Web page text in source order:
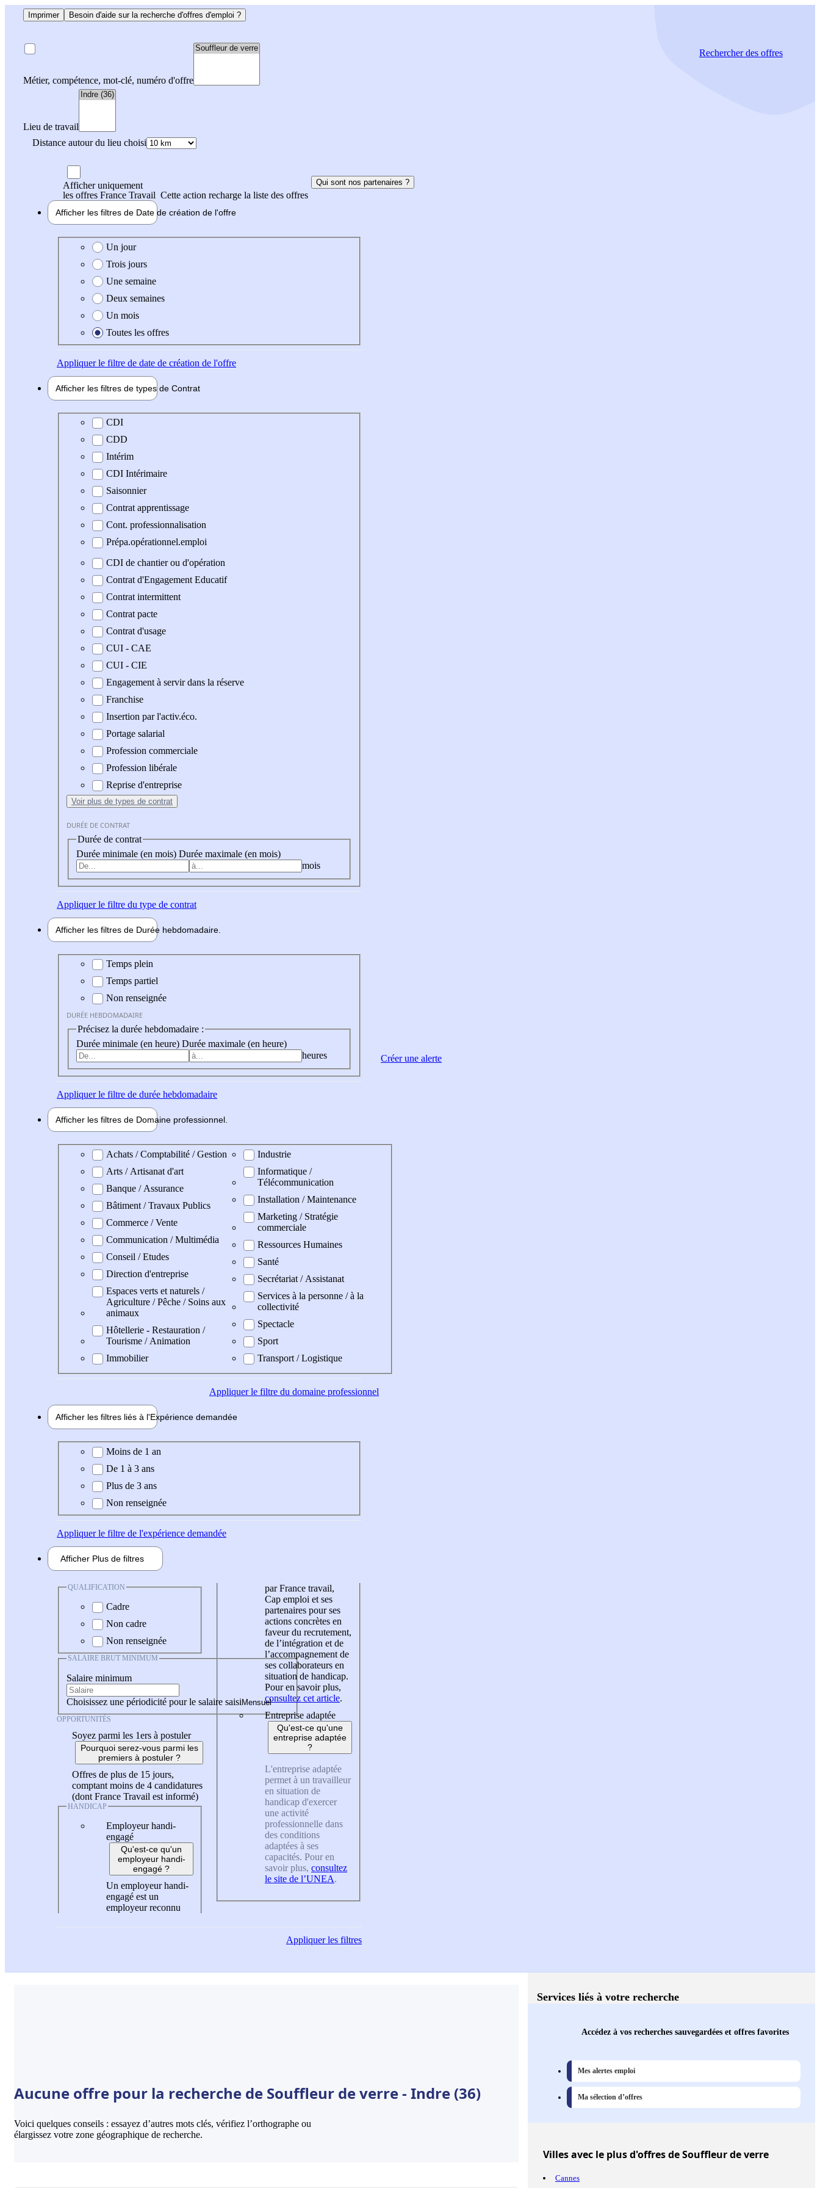
Imprimer Besoin d'aide sur la recherche d'offres d'emploi ?
Métier, compétence, mot-clé, numéro d'offre
Lieu de travail
Distance autour du lieu choisi
Rechercherdes offres
Afficher uniquement
les offres France Travail Cette action recharge la liste des offres
Qui sont nos partenaires ?
Afficher les filtres de Date de création de l'offre
Date de création de l'offre
Un jour
Trois jours
Une semaine
Deux semaines
Un mois
Toutes les offres
Appliquerle filtre de date de création de l'offre
Afficher les filtres de types de Contrat
Type de contrat
CDI
CDD
Intérim
CDI Intérimaire
Saisonnier
Contrat apprentissage
Cont. professionnalisation
Prépa.opérationnel.emploi
CDI de chantier ou d'opération
Contrat d'Engagement Educatif
Contrat intermittent
Contrat pacte
Contrat d'usage
CUI - CAE
CUI - CIE
Engagement à servir dans la réserve
Franchise
Insertion par l'activ.éco.
Portage salarial
Profession commerciale
Profession libérale
Reprise d'entreprise
Voir plus de types de contrat
DURÉE DE CONTRAT
Durée de contrat
Durée minimale (en mois) Durée maximale (en mois)
mois
Appliquerle filtre du type de contrat
Afficher les filtres de Durée hebdomadaire
Durée hebdomadaire
Temps plein
Temps partiel
Non renseignée
DURÉE HEBDOMADAIRE
Précisez la durée hebdomadaire :
Durée minimale (en heure) Durée maximale (en heure)
heures
Appliquerle filtre de durée hebdomadaire
Afficher les filtres de Domaine professionnel
Domaine professionel
Achats / Comptabilité / Gestion
Arts / Artisanat d'art
Banque / Assurance
Bâtiment / Travaux Publics
Commerce / Vente
Communication / Multimédia
Conseil / Etudes
Direction d'entreprise
Espaces verts et naturels /
Agriculture / Pêche / Soins aux
animaux
Hôtellerie - Restauration /
Tourisme / Animation
Immobilier
Industrie
Informatique /
Télécommunication
Installation / Maintenance
Marketing / Stratégie
commerciale
Ressources Humaines
Santé
Secrétariat / Assistanat
Services à la personne / à la
collectivité
Spectacle
Sport
Transport / Logistique
Appliquerle filtre du domaine professionnel
Afficher les filtres liés à l'Expérience demandée
Expérience demandée
Moins de 1 an
De 1 à 3 ans
Plus de 3 ans
Non renseignée
Appliquerle filtre de l'expérience demandée
Afficher Plus de filtres
QUALIFICATION
Cadre
Non cadre
Non renseignée
SALAIRE BRUT MINIMUM
Salaire minimum
Choisissez une périodicité pour le salaire saisi
OPPORTUNITÉS
Soyez parmi les 1ers à postuler
Pourquoi serez-vous parmi les
premiers à postuler ?
Offres de plus de 15 jours,
comptant moins de 4 candidatures
(dont France Travail est informé)
HANDICAP
Employeur handi-
engagé
Qu'est-ce qu'un
employeur handi-
engagé ?
Un employeur handi-
engagé est un
employeur reconnu
par France travail,
Cap emploi et ses
partenaires pour ses
actions concrètes en
faveur du recrutement,
de l’intégration et de
l’accompagnement de
ses collaborateurs en
situation de handicap.
Pour en savoir plus,
consultez cet article.
Entreprise adaptée
Qu'est-ce qu'une
entreprise adaptée
?
L'entreprise adaptée
permet à un travailleur
en situation de
handicap d'exercer
une activité
professionnelle dans
des conditions
adaptées à ses
capacités. Pour en
savoir plus, consultez
le site de l’UNEA.
Appliquerles filtres
Créer une alerte
Aucune offre pour la recherche de Souffleur de verre - Indre (36)
Voici quelques conseils : essayez d’autres mots clés, vérifiez l’orthographe ou
élargissez votre zone géographique de recherche.
Services liés à votre recherche
Accédez à vos recherches sauvegardées et offres favorites
Mes alertes emploi
Ma sélection d’offres
Villesavec le plus d'offres de Souffleur de verre
Cannes